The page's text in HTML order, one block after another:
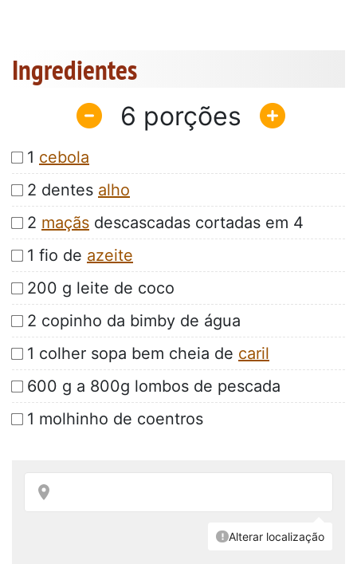
Ingredientes
6
1 cebola
2 dentes alho
2 maçãs descascadas cortadas em 4
1 fio de azeite
200 g leite de coco
2 copinho da bimby de água
1 colher sopa bem cheia de caril
600 g a 800g lombos de pescada
1 molhinho de coentros